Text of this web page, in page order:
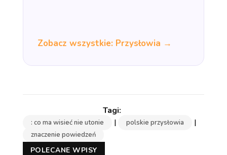
Zobacz wszystkie: Przysłowia →
: co ma wisieć nie utonie | polskie przysłowia |
znaczenie powiedzeń
POLECANE WPISY